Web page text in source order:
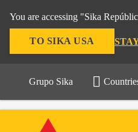
You are accessing "Sika
TO SIKA USA
Grupo Sika